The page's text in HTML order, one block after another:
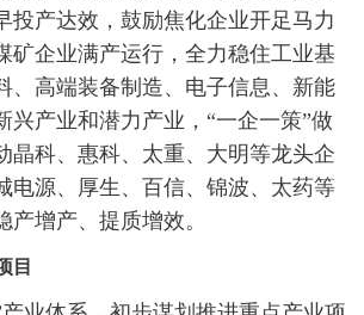
投产达效，鼓励焦化企业开足马力
矿企业满产运行，全力稳住工业基
、高端装备制造、电子信息、新能
兴产业和潜力产业，“一企一策”做
晶科、惠科、太重、大明等龙头企
电源、厚生、百信、锦波、太药等
增产、提质增效。
目